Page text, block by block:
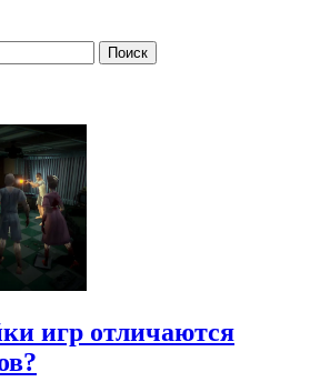
игр отличаются